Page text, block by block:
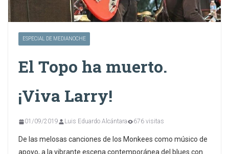
ESPECIAL DE MEDIANOCHE
El Topo ha muerto.
¡Viva Larry!
01/09/2019 Luis Eduardo Alcántara 676 visitas
De las melosas canciones de los Monkees como músico de
apoyo, a la vibrante escena contemporánea del blues con